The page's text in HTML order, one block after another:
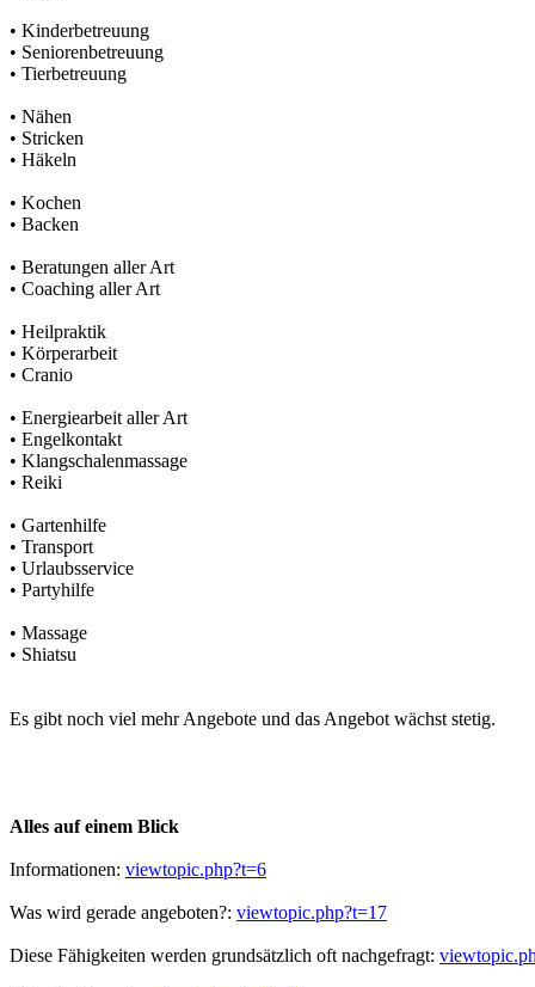
• Kinderbetreuung
• Seniorenbetreuung
• Tierbetreuung
• Nähen
• Stricken
• Häkeln
• Kochen
• Backen
• Beratungen aller Art
• Coaching aller Art
• Heilpraktik
• Körperarbeit
• Cranio
• Energiearbeit aller Art
• Engelkontakt
• Klangschalenmassage
• Reiki
• Gartenhilfe
• Transport
• Urlaubsservice
• Partyhilfe
• Massage
• Shiatsu
Es gibt noch viel mehr Angebote und das Angebot wächst stetig.
Alles auf einem Blick
Informationen: viewtopic.php?t=6
Was wird gerade angeboten?: viewtopic.php?t=17
Diese Fähigkeiten werden grundsätzlich oft nachgefragt: